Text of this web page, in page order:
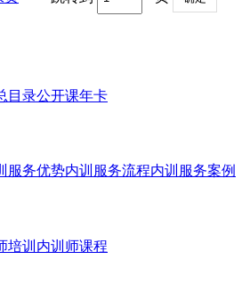
目录公开课年卡
服务优势内训服务流程内训服务案例
培训 内训师课程